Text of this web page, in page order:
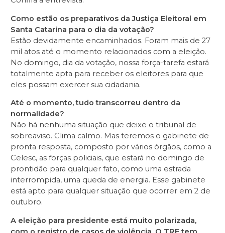
Como estão os preparativos da Justiça Eleitoral em
Santa Catarina para o dia da votação?
Estão devidamente encaminhados. Foram mais de 27
mil atos até o momento relacionados com a eleição.
No domingo, dia da votação, nossa força-tarefa estará
totalmente apta para receber os eleitores para que
eles possam exercer sua cidadania.
Até o momento, tudo transcorreu dentro da
normalidade?
Não há nenhuma situação que deixe o tribunal de
sobreaviso. Clima calmo. Mas teremos o gabinete de
pronta resposta, composto por vários órgãos, como a
Celesc, as forças policiais, que estará no domingo de
prontidão para qualquer fato, como uma estrada
interrompida, uma queda de energia. Esse gabinete
está apto para qualquer situação que ocorrer em 2 de
outubro.
A eleição para presidente está muito polarizada,